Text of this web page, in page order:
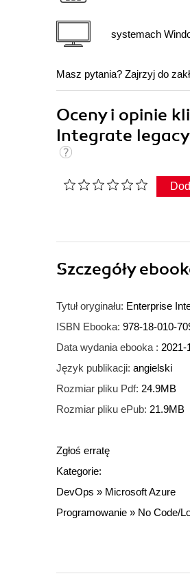
systemach
Masz pytania? Zajrzyj do
Oceny i opinie
Integrate
Szczegóły
Tytuł oryginału: Enterprise
ISBN Ebooka: 978-18-010-
Data wydania ebooka : 2021-
Język publikacji: angielski
Rozmiar pliku Pdf: 24.9MB
Rozmiar pliku ePub: 21.9MB
Zgłoś erratę
Kategorie:
DevOps » Microsoft Azure
Programowanie » No Code/